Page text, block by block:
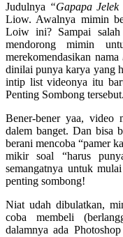
Judulnya “Gapapa
Liow. Awalnya mimin
Loiw ini? Sampai
mendorong mimin
merekomendasikan nama
dinilai punya karya yang
intip list videonya itu
Penting Sombong tersebut.
Bener-bener yaa, video
dalem banget. Dan bisa
berani mencoba “pamer
mikir soal “harus
semangatnya untuk
penting sombong!
Niat udah dibulatkan,
coba membeli
dalamnya ada